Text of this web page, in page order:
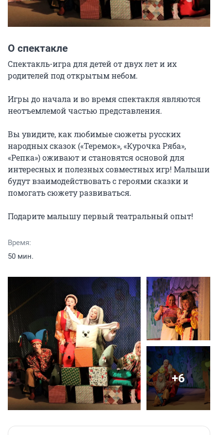
О спектакле
Спектакль-игра для детей от двух лет и их
родителей под открытым небом.
Игры до начала и во время спектакля являются
неотъемлемой частью представления.
Вы увидите, как любимые сюжеты русских
народных сказок («Теремок», «Курочка Ряба»,
«Репка») оживают и становятся основой для
интересных и полезных совместных игр! Малыши
будут взаимодействовать с героями сказки и
помогать сюжету развиваться.
Подарите малышу первый театральный опыт!
Время:
50 мин.
+6